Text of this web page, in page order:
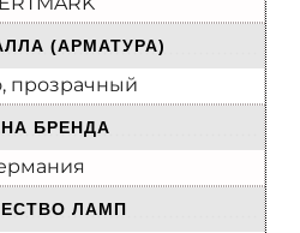
(АРМАТУРА)
прозрачный
БРЕНДА
ЛАМП